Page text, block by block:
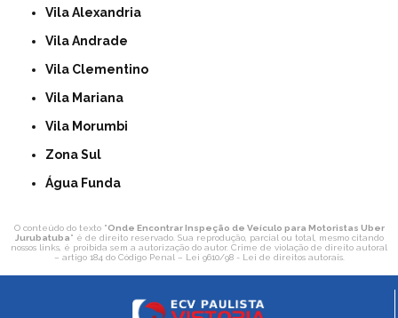
Vila Alexandria
Vila Andrade
Vila Clementino
Vila Mariana
Vila Morumbi
Zona Sul
Água Funda
O conteúdo do texto "Onde Encontrar Inspeção de Veículo para Motoristas Uber
Jurubatuba" é de direito reservado. Sua reprodução, parcial ou total, mesmo citando
nossos links, é proibida sem a autorização do autor. Crime de violação de direito autoral
– artigo 184 do Código Penal – Lei 9610/98 - Lei de direitos autorais.